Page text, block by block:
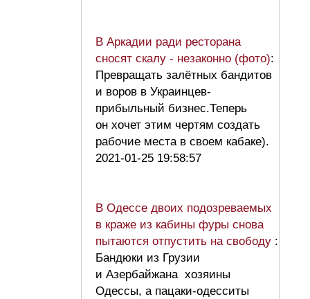
В Аркадии ради ресторана
сносят скалу - незаконно (фото):
Превращать залётных бандитов
и воров в Украинцев-
прибыльный бизнес.Теперь
он хочет этим чертям создать
рабочие места в своем кабаке).
2021-01-25 19:58:57
В Одессе двоих подозреваемых
в краже из кабины фуры снова
пытаются отпустить на свободу :
Бандюки из Грузии
и Азербайжана хозяины
Одессы, а пацаки-одесситы